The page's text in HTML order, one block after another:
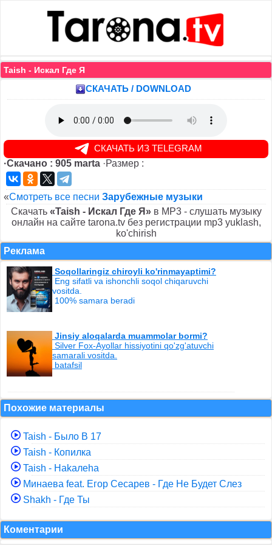
Taish - Искал Где Я
СКАЧАТЬ / DOWNLOAD
СКАЧАТЬ ИЗ TELEGRAM
·Скачано : 905 marta ·Размер :
«Смотреть все песни Зарубежные музыки
Скачать «Taish - Искал Где Я»в MP3 - слушать музыку
онлайн на сайте tarona.tv без регистрации mp3 yuklash,
ko'chirish
Реклама
Soqollaringiz chiroyli ko'rinmayaptimi?
Eng sifatli va ishonchli soqol chiqaruvchi
vositda.
100% samara beradi
Jinsiy aloqalarda muammolar bormi?
Silver Fox-Ayollar hissiyotini qo'zg'atuvchi
samarali vositda.
batafsil
Похожие материалы
Taish - Было В 17
Taish - Копилка
Taish - Hakaлeha
Минаева feat. Егор Сесарев - Где Не Будет Слез
Shakh - Где Ты
Коментарии